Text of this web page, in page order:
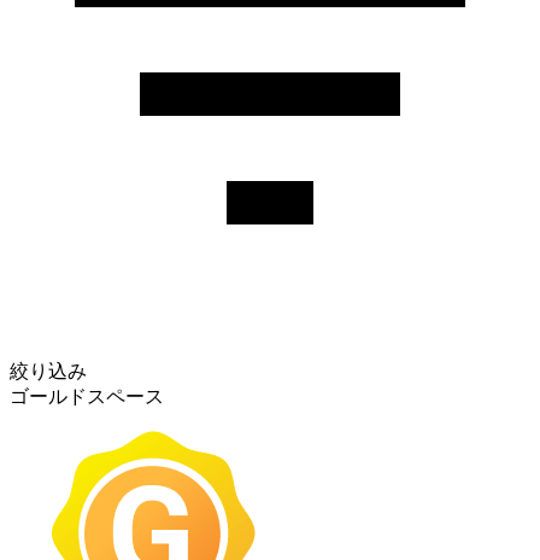
絞り込み
ゴールドスペース